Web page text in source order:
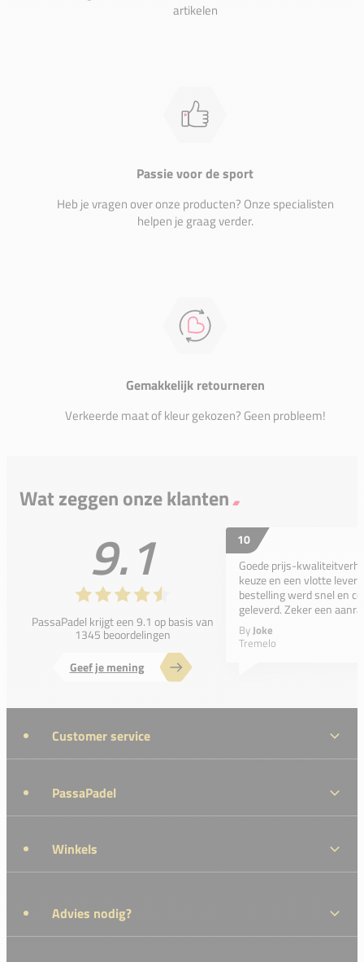
artikelen
Passie voor de sport
Heb je vragen over onze producten? Onze specialisten
helpen je graag verder.
Gemakkelijk retourneren
Verkeerde maat of kleur gekozen? Geen probleem!
Wat zeggen onze klanten
9.1
PassaPadel krijgt een 9.1 op basis van
1345 beoordelingen
Geef je mening
10
Goede prijs-
keuze en een vlotte
bestelling werd snel en
geleverd. Zeker een
ByJoke
Tremelo
Customer service
PassaPadel
Winkels
Advies nodig?